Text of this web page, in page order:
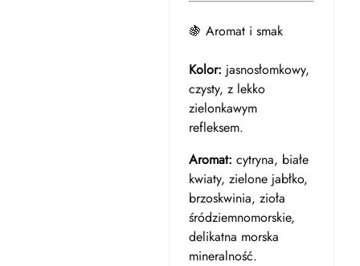
🍇 Aromat i smak
Kolor: jasnosłomkowy,
czysty, z lekko
zielonkawym
refleksem.
Aromat: cytryna, białe
kwiaty, zielone jabłko,
brzoskwinia, zioła
śródziemnomorskie,
delikatna morska
mineralność.